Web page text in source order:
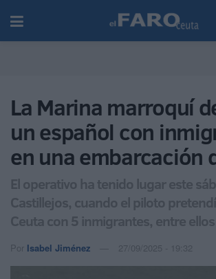
La Marina marroquí
un español con
en una embarcación
El operativo ha tenido lugar este
Castillejos, cuando el piloto
Ceuta con 5 inmigrantes, entre
Por Isabel Jiménez 27/09/2025 - 19:32